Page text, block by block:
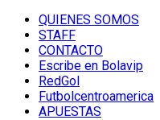
QUIENES SOMOS
STAFF
CONTACTO
Escribe en Bolavip
RedGol
Futbolcentroamerica
APUESTAS